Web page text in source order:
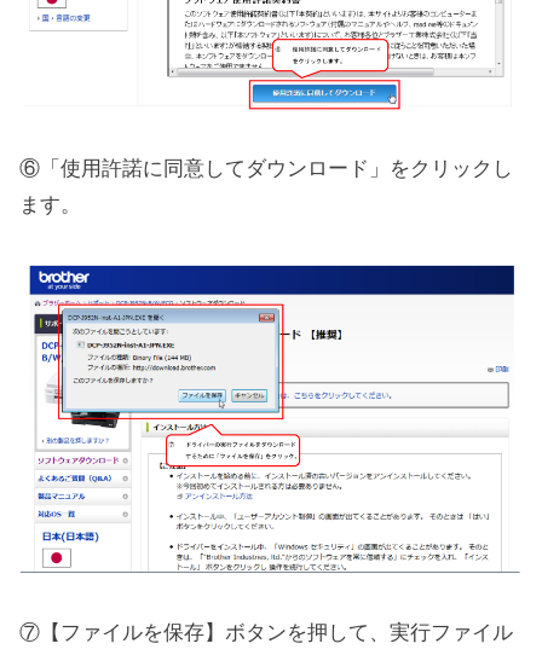
⑥「使用許諾に同意してダウンロード」をクリックし
ます。
⑦【ファイルを保存】ボタンを押して、実行ファイル